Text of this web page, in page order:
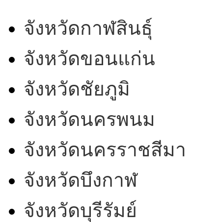
จังหวัดกาฬสินธุ์
จังหวัดขอนแก่น
จังหวัดชัยภูมิ
จังหวัดนครพนม
จังหวัดนครราชสีมา
จังหวัดบึงกาฬ
จังหวัดบุรีรัมย์